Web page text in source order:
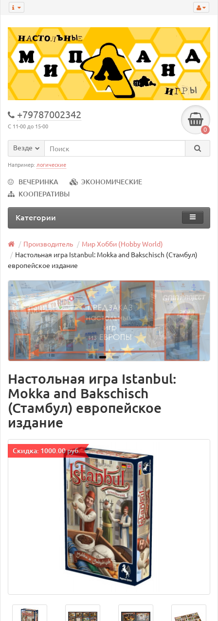
+79787002342
С 11-00 до 15-00 0
Везде
Например: логические
ВЕЧЕРИНКА
ЭКОНОМИЧЕСКИЕ
КООПЕРАТИВЫ
Категории
Производитель
Мир Хобби (Hobby World)
Настольная игра Istanbul: Mokka and Bakschisch (Стамбул)
европейское издание
Настольная игра Istanbul:
Mokka and Bakschisch
(Стамбул) европейское
издание
Cкидка: 1000.00 руб.